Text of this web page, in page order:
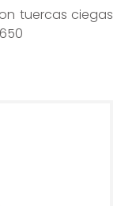
tuercas ciegas